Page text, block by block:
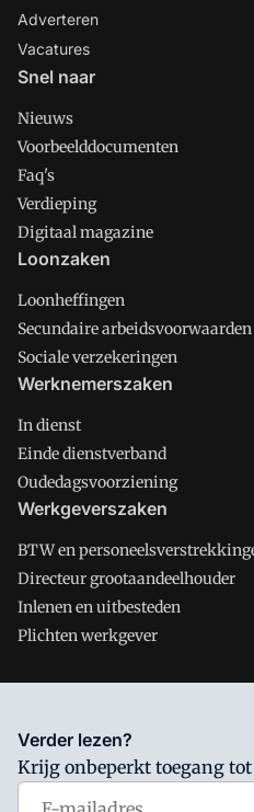
Adverteren
Vacatures
Snel naar
Nieuws
Voorbeelddocumenten
Faq's
Verdieping
Digitaal magazine
Loonzaken
Loonheffingen
Secundaire arbeidsvoorwaarden
Sociale verzekeringen
Werknemerszaken
In dienst
Einde dienstverband
Oudedagsvoorziening
Werkgeverszaken
BTW en
Directeur grootaandeelhouder
Inlenen en uitbesteden
Plichten werkgever
Salarisnet is onderdeel van VMN
waar VMN media voor staat. Op
volgende regelingen van
Verder lezen?
Krijg onbeperkt toegang